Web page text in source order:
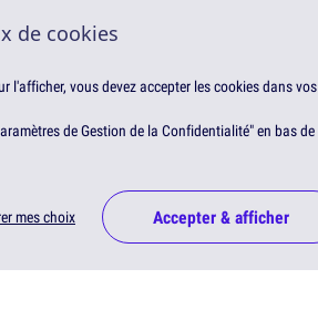
de cookies
l'afficher, vous devez accepter les cookies dans vos
de Gestion de la Confidentialité" en bas de
mes choix Accepter & afficher